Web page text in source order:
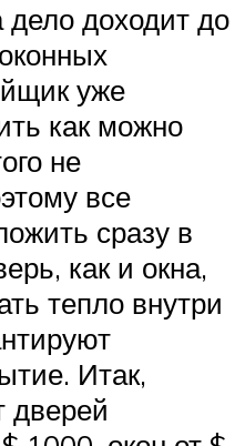
дело доходит до
уже
как можно
не
все
сразу в
как и окна,
тепло внутри
Итак,
дверей